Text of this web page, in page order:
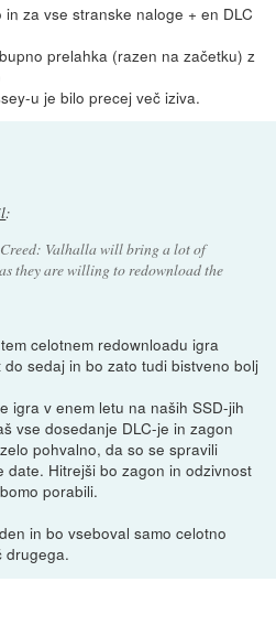
za vse stranske naloge + en DLC
prelahka (razen na začetku) z
u je bilo precej več iziva.
:
Creed: Valhalla will bring a lot of
they are willing to redownload the
celotnem redownloadu igra
sedaj in bo zato tudi bistveno bolj
igra v enem letu na naših SSD-jih
vse dosedanje DLC-je in zagon
pohvalno, da so se spravili
date. Hitrejši bo zagon in odzivnost
porabili.
in bo vseboval samo celotno
drugega.